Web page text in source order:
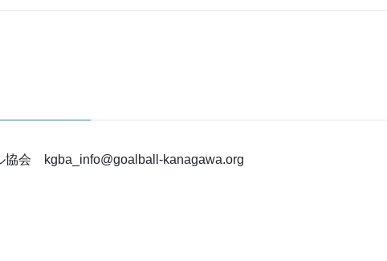
協会 kgba_info@goalball-kanagawa.org